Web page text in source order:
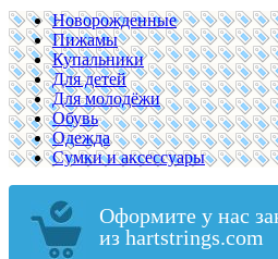
Новорожденные
Пижамы
Купальники
Для детей
Для молодёжи
Обувь
Одежда
Сумки и аксессуары
Оформите у нас
из hartstrings.com